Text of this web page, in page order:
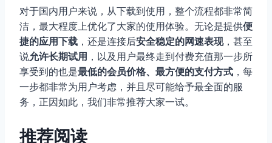
对于国内用户来说，从下载到使用，整个流程都非常简
洁，最大程度上优化了大家的使用体验。无论是提供便
捷的应用下载 ，还是连接后安全稳定的网速表现，甚至
说允许长期试用 ，以及用户最终走到付费充值那一步所
享受到的也是最低的会员价格、最方便的支付方式 ，每
一步都非常为用户考虑，并且尽可能给予最全面的服
务，正因如此，我们非常推荐大家一试。
推荐阅读